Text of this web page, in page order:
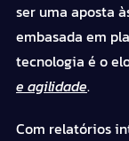
ser uma aposta
embasada em
tecnologia é o
e agilidade.
Com relatórios